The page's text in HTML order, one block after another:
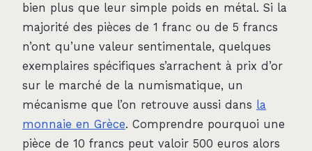
bien plus que leur simple poids en métal. Si la
majorité des pièces de 1 franc ou de 5 francs
n’ont qu’une valeur sentimentale, quelques
exemplaires spécifiques s’arrachent à prix d’or
sur le marché de la numismatique, un
mécanisme que l’on retrouve aussi dans la
monnaie en Grèce. Comprendre pourquoi une
pièce de 10 francs peut valoir 500 euros alors